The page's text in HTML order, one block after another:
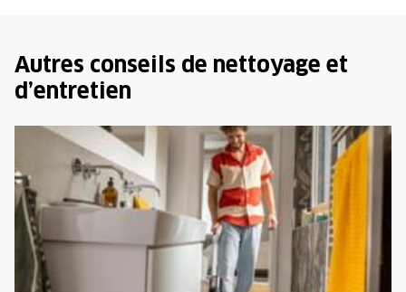
Autres conseils de nettoyage et
d’entretien